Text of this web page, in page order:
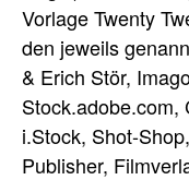
Vorlage Twenty
den jeweils
& Erich Stör,
Stock.adobe.com,
i.Stock, Shot-
Publisher,